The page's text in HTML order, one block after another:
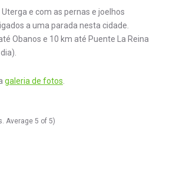
e com as pernas e joelhos
a uma parada nesta cidade.
Obanos e 10 km até Puente La Reina
galeria de fotos
. Average 5 of 5)